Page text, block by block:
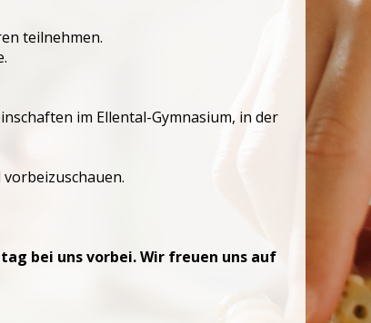
teilnehmen.
im Ellental-Gymnasium, in der
bei uns vorbei. Wir freuen uns auf